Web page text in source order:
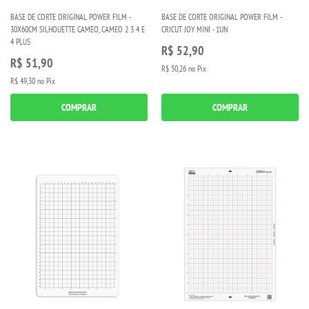
BASE DE CORTE ORIGINAL POWER FILM -
30X60CM SILHOUETTE CAMEO, CAMEO 2 3 4 E
4 PLUS
R$ 51,90
R$ 49,30 no Pix
COMPRAR
BASE DE CORTE ORIGINAL POWER FILM -
CRICUT JOY MINI - 1UN
R$ 52,90
R$ 50,26 no Pix
COMPRAR